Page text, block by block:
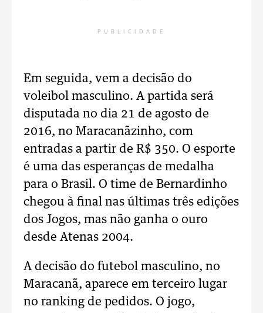
PUBLICIDADE
Em seguida, vem a decisão do
voleibol masculino. A partida será
disputada no dia 21 de agosto de
2016, no Maracanãzinho, com
entradas a partir de R$ 350. O esporte
é uma das esperanças de medalha
para o Brasil. O time de Bernardinho
chegou à final nas últimas três edições
dos Jogos, mas não ganha o ouro
desde Atenas 2004.
A decisão do futebol masculino, no
Maracanã, aparece em terceiro lugar
no ranking de pedidos. O jogo,